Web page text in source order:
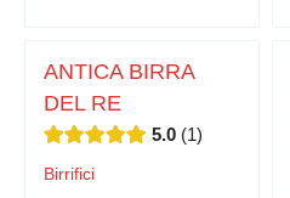
ANTICA BIRRA
DEL RE
5.0 1
Birrifici